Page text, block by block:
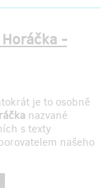
-
je to osobně
nazvané
s texty
našeho